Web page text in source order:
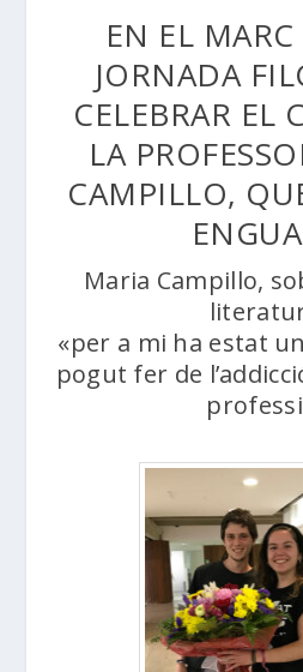
EN EL
JORNADA
CELEBRAR EL
LA
CAMPILLO,
Maria Campillo,
«per a mi ha estat
pogut fer de